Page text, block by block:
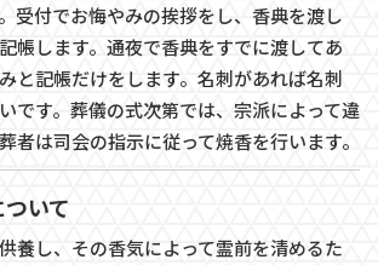
受付でお悔やみの挨拶をし、香典を渡し
帳します。通夜で香典をすでに渡してあ
と記帳だけをします。名刺があれば名刺
です。葬儀の式次第では、宗派によって違
者は司会の指示に従って焼香を行います。
いて
養し、その香気によって霊前を清めるた